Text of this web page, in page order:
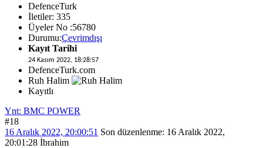
DefenceTurk
İletiler: 335
Üyeler No :56780
Durumu:Çevrimdışı
Kayıt Tarihi
24 Kasım 2022, 18:28:57
DefenceTurk.com
Ruh Halim
Kayıtlı
Ynt: BMC POWER
#18
16 Aralık 2022, 20:00:51 Son düzenlenme: 16 Aralık 2022,
20:01:28 İbrahim